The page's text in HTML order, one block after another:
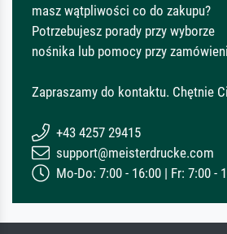
masz wątpliwości co do zakupu?
Potrzebujesz porady przy wyborze
nośnika lub pomocy przy
Zapraszamy do kontaktu. Chętnie
+43 4257 29415
support@meisterdrucke.com
Mo-Do: 7:00 - 16:00 | Fr: 7:00 -